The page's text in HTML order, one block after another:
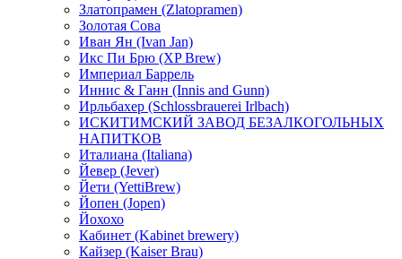
Златопрамен (Zlatopramen)
Золотая Сова
Иван Ян (Ivan Jan)
Икс Пи Брю (XP Brew)
Империал Баррель
Иннис & Ганн (Innis and Gunn)
Ирльбахер (Schlossbrauerei Irlbach)
ИСКИТИМСКИЙ ЗАВОД БЕЗАЛКОГОЛЬНЫХ
НАПИТКОВ
Италиана (Italiana)
Йевер (Jever)
Йети (YettiBrew)
Йопен (Jopen)
Йохохо
Кабинет (Kabinet brewery)
Кайзер (Kaiser Brau)